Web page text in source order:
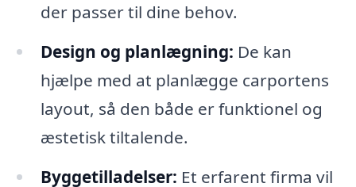
der passer til dine behov.
Design og planlægning: De kan
hjælpe med at planlægge carportens
layout, så den både er funktionel og
æstetisk tiltalende.
Byggetilladelser: Et erfarent firma vil